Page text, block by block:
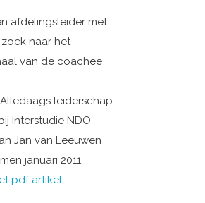
afdelingsleider met
naar het
van de coachee
leiderschap
Interstudie NDO
Jan van Leeuwen
januari 2011.
pdf artikel